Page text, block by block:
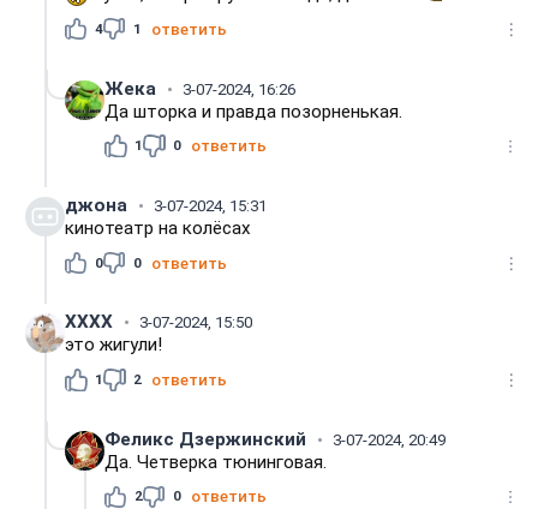
4 1 ответить
Жека 3-07-2024, 16:26
Да шторка и правда позорненькая.
1 0 ответить
джона 3-07-2024, 15:31
кинотеатр на колёсах
0 0 ответить
XXXX 3-07-2024, 15:50
это жигули!
1 2 ответить
Феликс Дзержинский 3-07-2024, 20:49
Да. Четверка тюнинговая.
2 0 ответить